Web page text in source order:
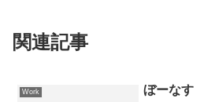
関連記事
Work ぼーなす